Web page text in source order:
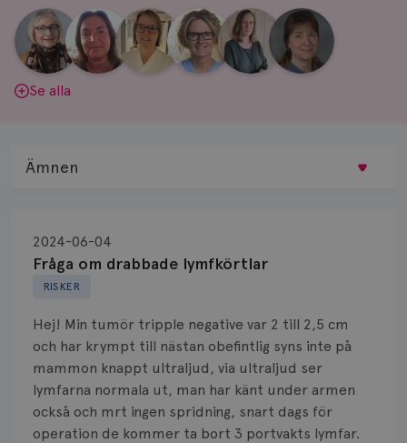
Aina
Johnsson
|
Anne
Andersson
Fredrika
Killander
|
Jeanette
Bäcklund
|
Maria
Edegran
|
Yvette
Andersson
Se alla
RISKER
Fråga om drabbade lymfkörtlar
2024-06-04
Hej! Min tumör tripple negative var 2 till 2,5 cm
och har krympt till nästan obefintlig syns inte på
mammon knappt ultraljud, via ultraljud ser
lymfarna normala ut, man har känt under armen
också och mrt ingen spridning, snart dags för
operation de kommer ta bort 3 portvakts lymfar.
Ämnen
Biopsi
Biverkningar
Bröstvårta
Knöl
Läkemedel